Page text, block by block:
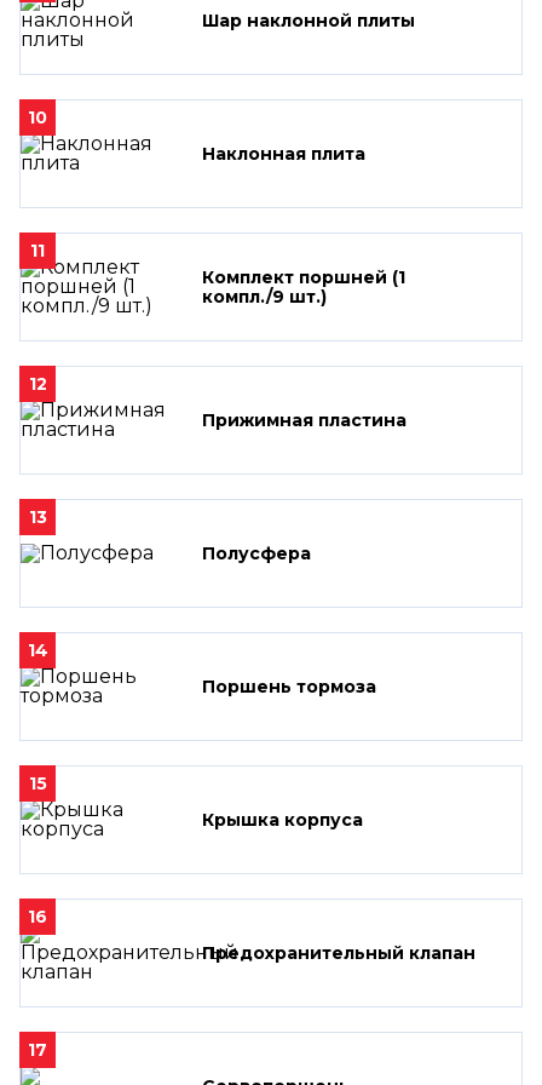
Шар наклонной плиты
10
Наклонная плита
11
Комплект поршней (1
компл./9 шт.)
12
Прижимная пластина
13
Полусфера
14
Поршень тормоза
15
Крышка корпуса
16
Предохранительный клапан
17